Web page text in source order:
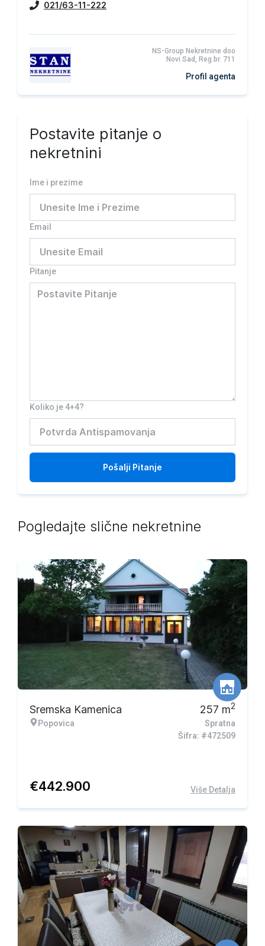
021/63-11-222
NS-Group Nekretnine doo
Novi Sad, Reg.br. 711
Profil agenta
Postavite pitanje o
nekretnini
Ime i prezime
Email
Pitanje
Koliko je 4+4?
Pošalji Pitanje
Pogledajte slične nekretnine
Sremska Kamenica
Popovica
257 m2
Spratna
Šifra: #472509
€442.900 Više Detalja